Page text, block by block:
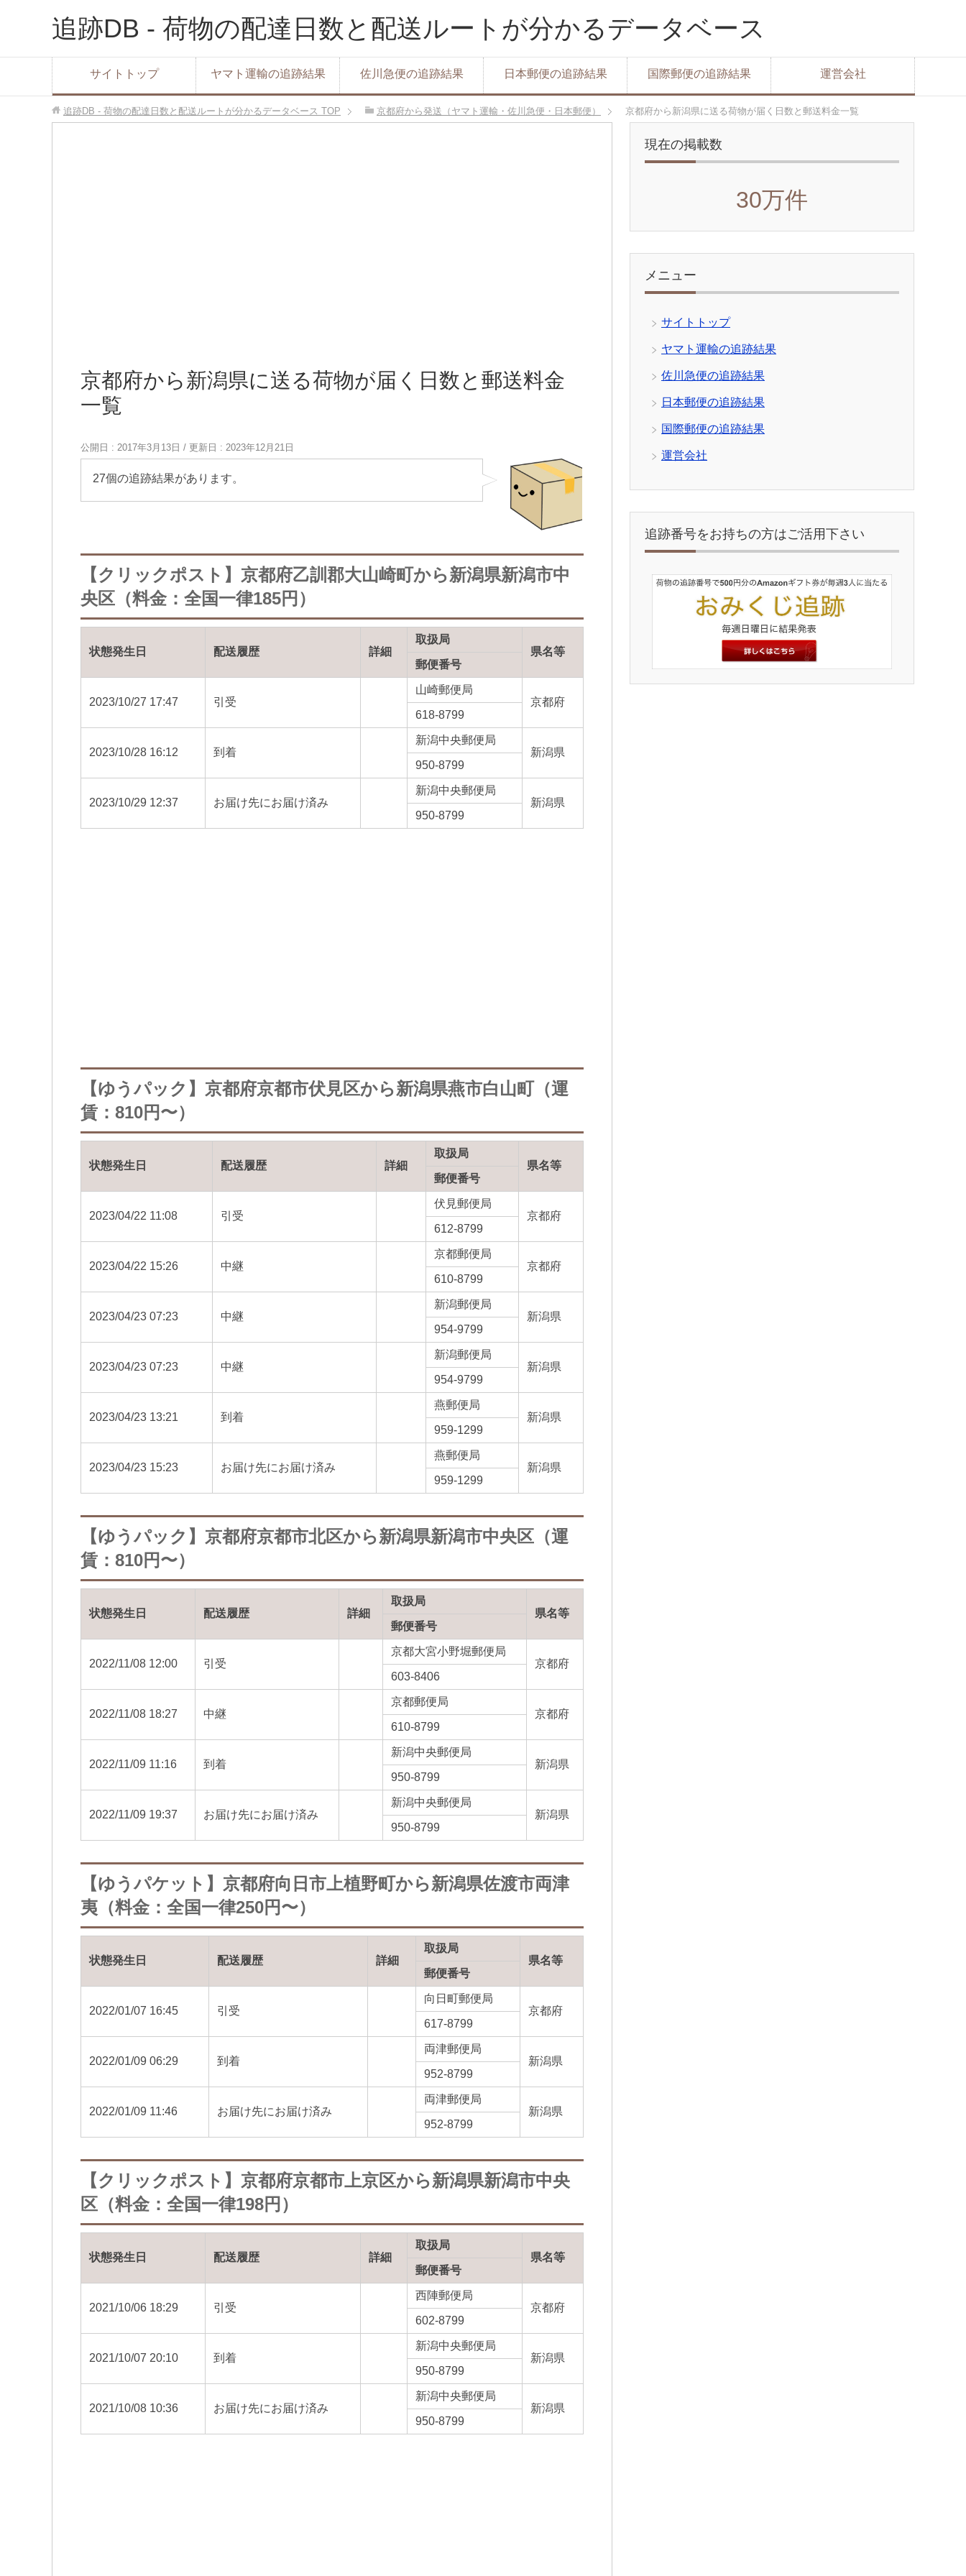
追跡DB - 荷物の配達日数と配送ルートが分かるデータベース
サイトトップ ヤマト運輸の追跡結果 佐川急便の追跡結果 日本郵便の追跡結果 国際郵便の追跡結果 運営会社
追跡DB - 荷物の配達日数と配送ルートが分かるデータベース TOP 京都府から発送（ヤマト運輸・佐川急便・日本郵便） 京都府から新潟県に送る荷物が届く日数と郵送料金一覧
京都府から新潟県に送る荷物が届く日数と郵送料金
一覧
公開日 : 2017年3月13日 / 更新日 : 2023年12月21日
27個の追跡結果があります。
【クリックポスト】京都府乙訓郡大山崎町から新潟県新潟市中
央区（料金：全国一律185円）
状態発生日 配送履歴 詳細
取扱局
県名等
郵便番号
2023/10/27 17:47 引受
山崎郵便局
京都府
618-8799
2023/10/28 16:12 到着
新潟中央郵便局
新潟県
950-8799
2023/10/29 12:37 お届け先にお届け済み
新潟中央郵便局
新潟県
950-8799
【ゆうパック】京都府京都市伏見区から新潟県燕市白山町（運
賃：810円〜）
状態発生日 配送履歴 詳細
取扱局
県名等
郵便番号
2023/04/22 11:08 引受
伏見郵便局
京都府
612-8799
2023/04/22 15:26 中継
京都郵便局
京都府
610-8799
2023/04/23 07:23 中継
新潟郵便局
新潟県
954-9799
2023/04/23 07:23 中継
新潟郵便局
新潟県
954-9799
2023/04/23 13:21 到着
燕郵便局
新潟県
959-1299
2023/04/23 15:23 お届け先にお届け済み
燕郵便局
新潟県
959-1299
【ゆうパック】京都府京都市北区から新潟県新潟市中央区（運
賃：810円〜）
状態発生日 配送履歴 詳細
取扱局
県名等
郵便番号
2022/11/08 12:00 引受
京都大宮小野堀郵便局
京都府
603-8406
2022/11/08 18:27 中継
京都郵便局
京都府
610-8799
2022/11/09 11:16 到着
新潟中央郵便局
新潟県
950-8799
2022/11/09 19:37 お届け先にお届け済み
新潟中央郵便局
新潟県
950-8799
【ゆうパケット】京都府向日市上植野町から新潟県佐渡市両津
夷（料金：全国一律250円〜）
状態発生日 配送履歴 詳細
取扱局
県名等
郵便番号
2022/01/07 16:45 引受
向日町郵便局
京都府
617-8799
2022/01/09 06:29 到着
両津郵便局
新潟県
952-8799
2022/01/09 11:46 お届け先にお届け済み
両津郵便局
新潟県
952-8799
【クリックポスト】京都府京都市上京区から新潟県新潟市中央
区（料金：全国一律198円）
状態発生日 配送履歴 詳細
取扱局
県名等
郵便番号
2021/10/06 18:29 引受
西陣郵便局
京都府
602-8799
2021/10/07 20:10 到着
新潟中央郵便局
新潟県
950-8799
2021/10/08 10:36 お届け先にお届け済み
新潟中央郵便局
新潟県
950-8799
現在の掲載数
30万件
メニュー
サイトトップ
ヤマト運輸の追跡結果
佐川急便の追跡結果
日本郵便の追跡結果
国際郵便の追跡結果
運営会社
追跡番号をお持ちの方はご活用下さい